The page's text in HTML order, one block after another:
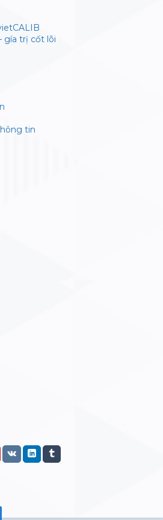
gía trị cốt lõi
tin